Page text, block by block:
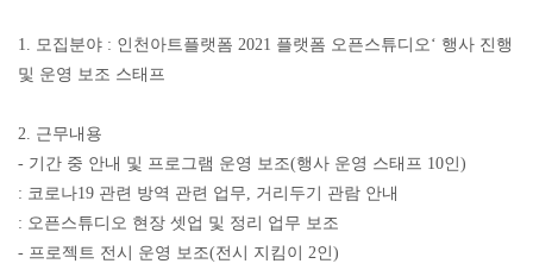
1. 모집분야 : 인천아트플랫폼 2021 플랫폼 오픈스튜디오‘ 행사 진행
및 운영 보조 스태프
2. 근무내용
- 기간 중 안내 및 프로그램 운영 보조(행사 운영 스태프 10인)
: 코로나19 관련 방역 관련 업무, 거리두기 관람 안내
: 오픈스튜디오 현장 셋업 및 정리 업무 보조
- 프로젝트 전시 운영 보조(전시 지킴이 2인)